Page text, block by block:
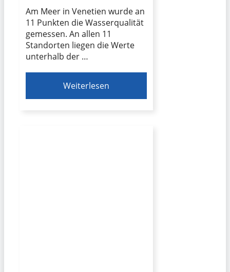
Am Meer in Venetien wurde an
11 Punkten die Wasserqualität
gemessen. An allen 11
Standorten liegen die Werte
unterhalb der …
Weiterlesen